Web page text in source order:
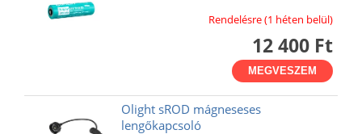
Rendelésre (1 héten belül)
12 400 Ft
MEGVESZEM
Olight sROD mágneseses
lengőkapcsoló